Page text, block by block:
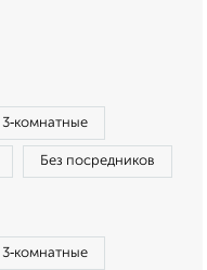
3‑комнатные
Без посредников
3‑комнатные